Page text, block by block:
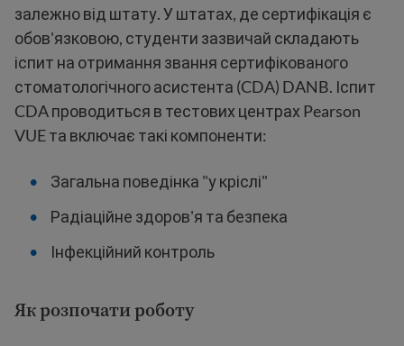
залежно від штату. У штатах, де сертифікація є
обов'язковою, студенти зазвичай складають
іспит на отримання звання сертифікованого
стоматологічного асистента (CDA) DANB. Іспит
CDA проводиться в тестових центрах Pearson
VUE та включає такі компоненти:
Загальна поведінка "у кріслі"
Радіаційне здоров'я та безпека
Інфекційний контроль
Як розпочати роботу